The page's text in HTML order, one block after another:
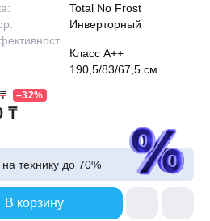
Total No Frost
Инверторный
Класс A++
190,5/83/67,5 см
₸
–32%
технику до 70%
В корзину